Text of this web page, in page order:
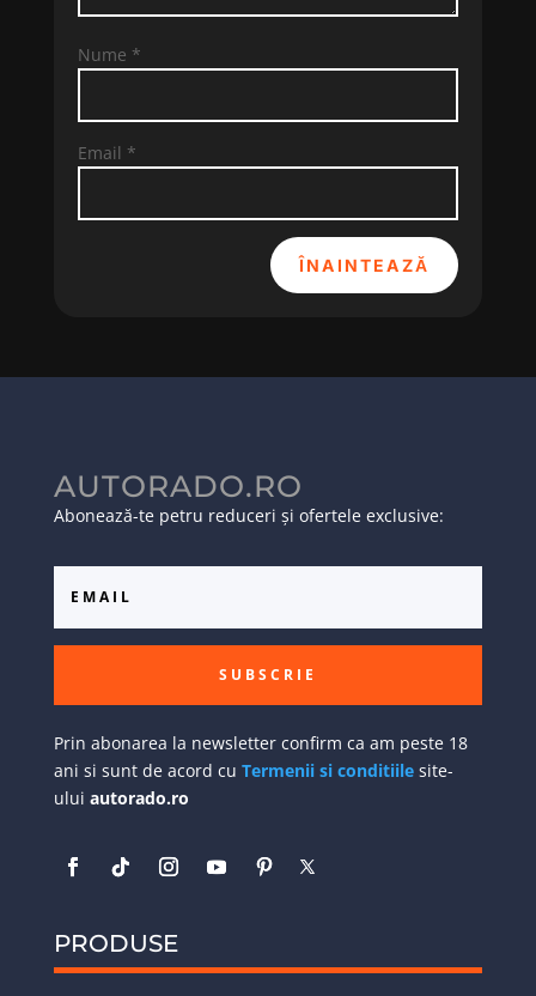
Nume *
Email *
ÎNAINTEAZĂ
AUTORADO.RO
Abonează-te petru reduceri și ofertele exclusive:
SUBSCRIE
Prin abonarea la newsletter confirm ca am peste 18
ani si sunt de acord cu Termenii si conditiilesite-
ului autorado.ro
PRODUSE